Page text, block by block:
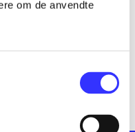
om de anvendte